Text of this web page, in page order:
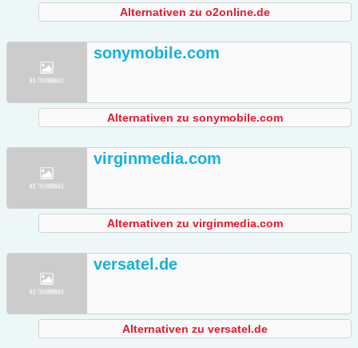
Alternativen zu o2online.de
sonymobile.com
Alternativen zu sonymobile.com
virginmedia.com
Alternativen zu virginmedia.com
versatel.de
Alternativen zu versatel.de